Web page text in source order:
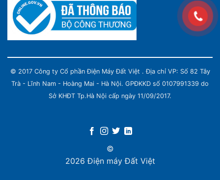
© 2017 Công ty Cổ phần Điện Máy Đất Việt . Địa chỉ VP: Số 82 Tây
Trà - Lĩnh Nam - Hoàng Mai - Hà Nội. GPĐKKD số 0107991339 do
Sở KHĐT Tp.Hà Nội cấp ngày 11/09/2017.
©
2026 Điện máy Đất Việt